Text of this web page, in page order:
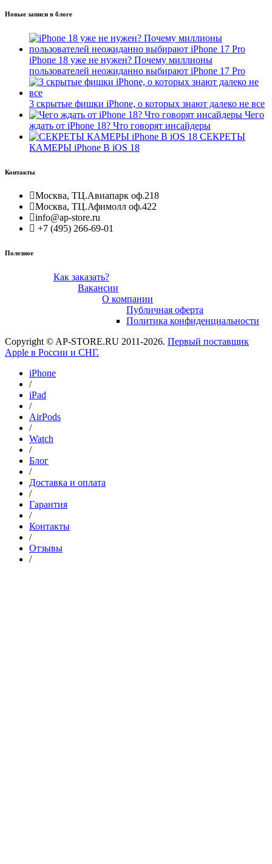
Новые записи в блоге
iPhone 18 уже не нужен? Почему миллионы
пользователей неожиданно выбирают iPhone 17 Pro
3 скрытые фишки iPhone, о которых знают далеко не все
Чего
ждать от iPhone 18? Что говорят инсайдеры
СЕКРЕТЫ
КАМЕРЫ iPhone В iOS 18
Контакты
Москва, ТЦ.Авиапарк оф.218
Москва, ТЦ.Афимолл оф.422
info@ap-store.ru
+7 (495) 266-69-01
Полезное
Как заказать?
Вакансии
О компании
Публичная оферта
Политика конфиденциальности
Copyright © AP-STORE.RU 2011-2026. Первый поставщик
Apple в России и СНГ.
iPhone
/
iPad
/
AirPods
/
Watch
/
Блог
/
Доставка и оплата
/
Гарантия
/
Контакты
/
Отзывы
/